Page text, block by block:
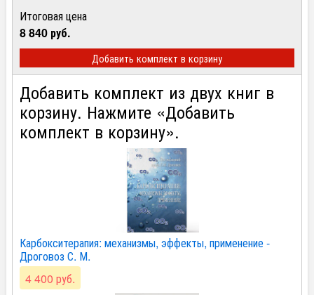
Итоговая цена
8 840 руб.
Добавить комплект в корзину
Добавить комплект из двух книг в
корзину. Нажмите «Добавить
комплект в корзину».
Карбокситерапия: механизмы, эффекты, применение -
Дроговоз С. М.
4 400 руб.